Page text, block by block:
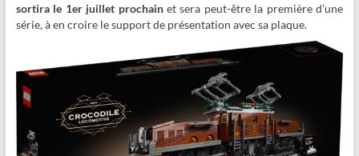
sortira le 1er juillet prochainet sera peut-être la première d’une
série, à en croire le support de présentation avec sa plaque.